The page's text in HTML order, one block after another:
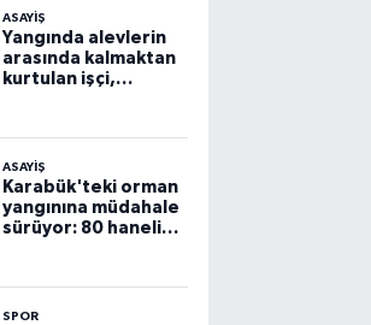
ASAYİŞ
Yangında alevlerin
arasında kalmaktan
kurtulan işçi,
panik yaşadı
ASAYİŞ
Karabük'teki orman
yangınına müdahale
sürüyor: 80 haneli
SPOR